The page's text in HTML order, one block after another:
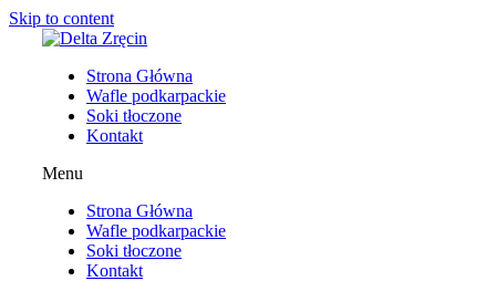
Skip to content
Strona Główna
Wafle podkarpackie
Soki tłoczone
Kontakt
Menu
Strona Główna
Wafle podkarpackie
Soki tłoczone
Kontakt